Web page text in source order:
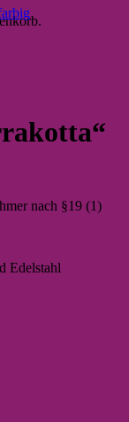
nach §19 (1)
Edelstahl